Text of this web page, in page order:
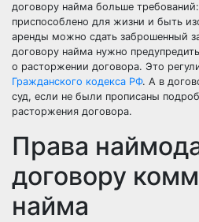
договору найма больше
приспособлено для жизни и быть
аренды можно сдать заброшенный
договору найма нужно
о расторжении договора. Это
Гражданского кодекса РФ. А в
суд, если не были прописаны
расторжения договора.
Права
договору
найма